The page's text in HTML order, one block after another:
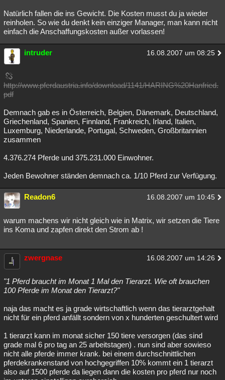
Natürlich fallen die ins Gewicht. Die Kosten musst du ja wieder
reinholen. So wie du denkt kein einziger Manager, man kann nicht
einfach die Anschaffungskosten außer vorlassen!
intruder 16.08.2007 um 08:25
http://www.pferdaustria.info/download/1141/HARING%20Hanfried.
pdf
Demnach gab es in Österreich, Belgien, Dänemark, Deutschland,
Griechenland, Spanien, Finnland, Frankreich, Irland, Italien,
Luxemburg, Niederlande, Portugal, Schweden, Großbritannien
zusammen
4.376.274 Pferde und 375.231.000 Einwohner.
Jeden Bewohner ständen demnach ca. 1/10 Pferd zur Verfügung.
Readon6 16.08.2007 um 10:45
warum machens wir nicht gleich wie in Matrix, wir setzen die Tiere
ins Koma und zapfen direkt den Strom ab !
zwergnase 16.08.2007 um 14:26
"1 Pferd braucht im Monat 1 Mal den Tierarzt. Wie oft brauchen
100 Pferde im Monat den Tierarzt?"
naja das macht es ja grade wirtschaftlich wenn das tierarztgehalt
nicht für ein pferd anfällt sondern von x hunderten geschultert wird
1 tierarzt kann im monat sicher 150 tiere versorgen (das sind
grade mal 6 pro tag an 25 arbeitstagen) . nun sind aber sowieso
nicht alle pferde immer krank. bei einem durchschnittlichen
pferdekrankenstand von hochgegriffen 10% kommt ein 1 tierarzt
also auf 1500 pferde da liegen dann die kosten pro pferd nur noch